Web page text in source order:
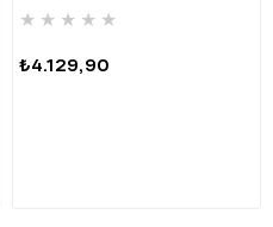
★ ★ ★ ★ ★
₺4.129,90